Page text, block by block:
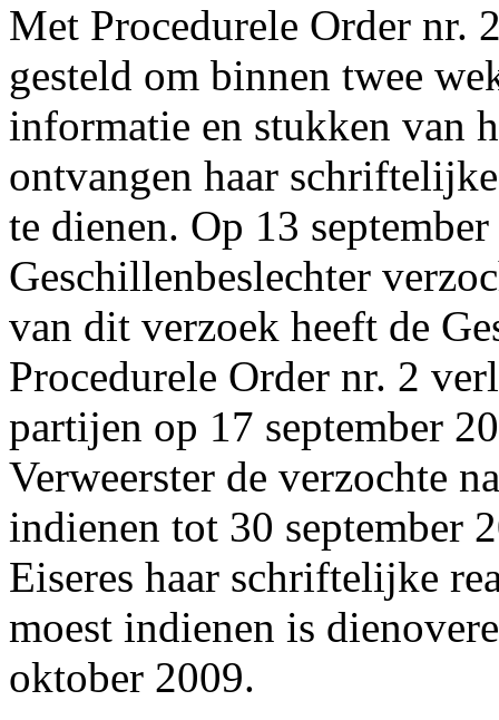
Met Procedurele Order nr.
gesteld om binnen twee
informatie en stukken van
ontvangen haar
te dienen. Op 13
Geschillenbeslechter
van dit verzoek heeft de
Procedurele Order nr. 2
partijen op 17 september
Verweerster de verzochte
indienen tot 30 september
Eiseres haar schriftelijke
moest indienen is
oktober 2009.